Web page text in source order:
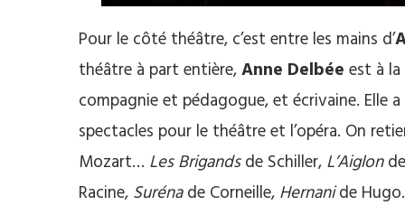
Pour le côté théâtre, c’est entre les mains d’
théâtre à part entière,Anne Delbée est à
compagnie et pédagogue, et écrivaine. Elle
spectacles pour le théâtre et l’opéra. On
Mozart… Les Brigandsde Schiller, L’Aiglon
Racine, Surénade Corneille, Hernanide Hugo.